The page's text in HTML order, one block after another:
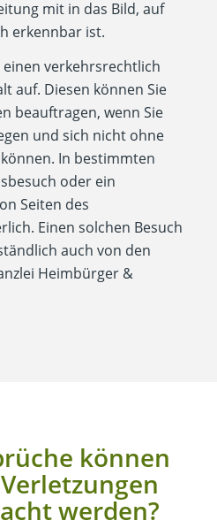
mit in das Bild, auf
erkennbar ist.
verkehrsrechtlich
auf. Diesen können Sie
beauftragen, wenn Sie
und sich nicht ohne
In bestimmten
oder ein
Seiten des
Einen solchen Besuch
auch von den
Heimbürger &
können
werden?